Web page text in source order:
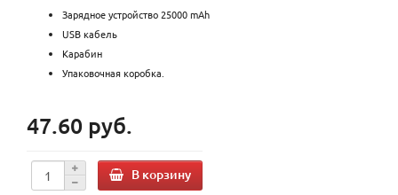
Зарядное устройство 25000 mAh
USB кабель
Карабин
Упаковочная коробка.
47.60 руб.
В корзину